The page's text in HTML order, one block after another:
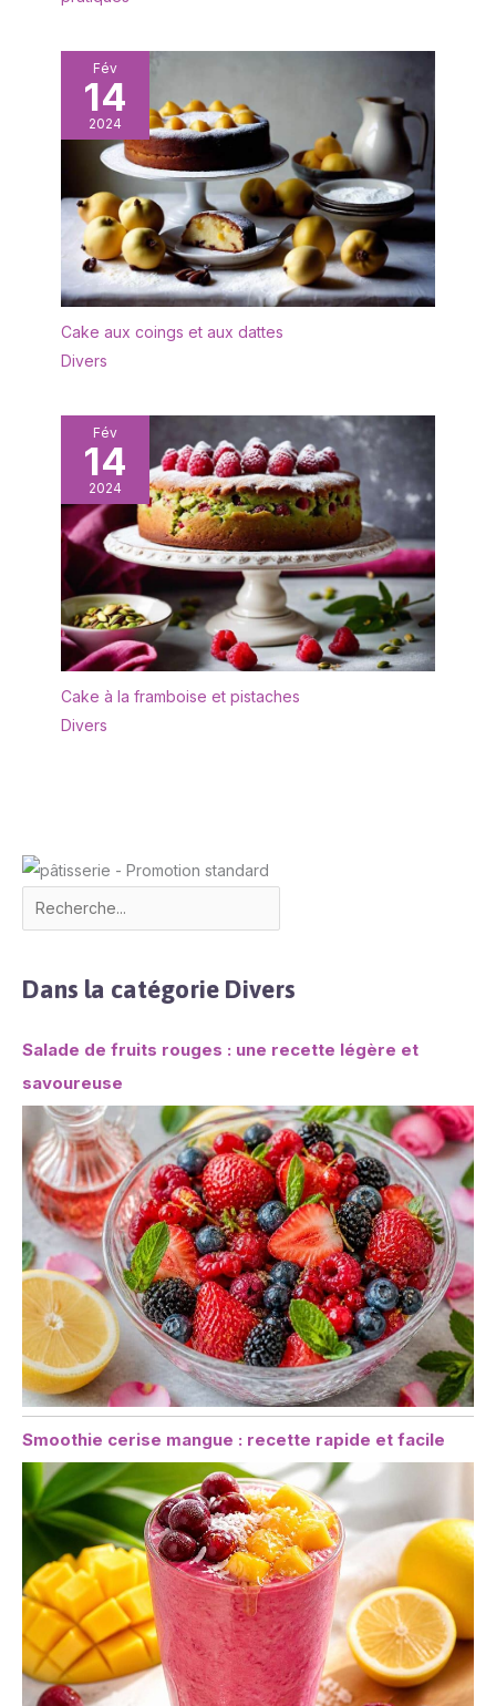
Fév
14
2024
Cake aux coings et aux dattes
Divers
Fév
14
2024
Cake à la framboise et pistaches
Divers
Dans la catégorie Divers
Salade de fruits rouges : une recette légère et
savoureuse
Smoothie cerise mangue : recette rapide et facile